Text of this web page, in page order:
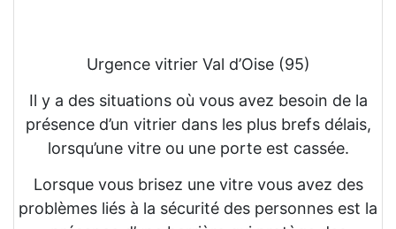
Urgence vitrier Val d’Oise (95)
Il y a des situations où vous avez besoin de la
présence d’un vitrier dans les plus brefs délais,
lorsqu’une vitre ou une porte est cassée.
Lorsque vous brisez une vitre vous avez des
problèmes liés à la sécurité des personnes est la